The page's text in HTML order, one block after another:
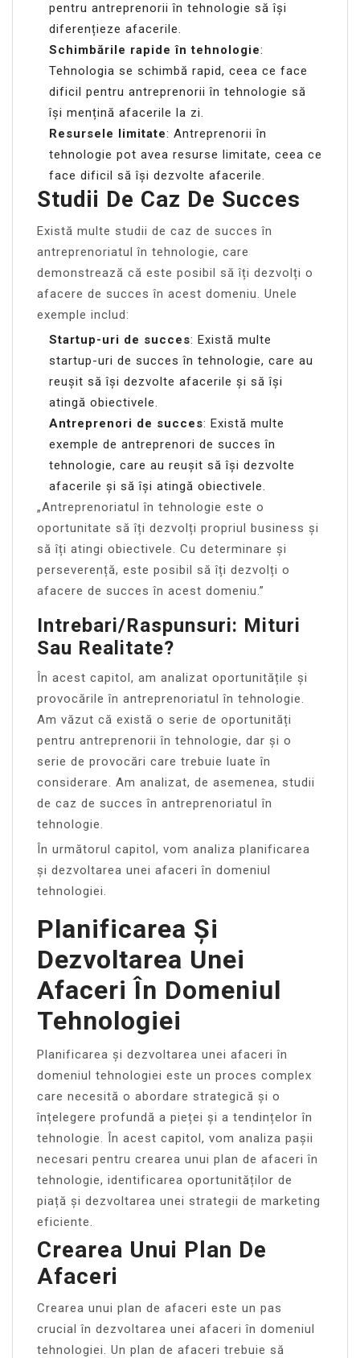
pentru antreprenorii în tehnologie să își
diferențieze afacerile.
Schimbările rapide în tehnologie:
Tehnologia se schimbă rapid, ceea ce face
dificil pentru antreprenorii în tehnologie să
își mențină afacerile la zi.
Resursele limitate: Antreprenorii în
tehnologie pot avea resurse limitate, ceea ce
face dificil să își dezvolte afacerile.
Studii De Caz De Succes
Există multe studii de caz de succes în
antreprenoriatul în tehnologie, care
demonstrează că este posibil să îți dezvolți o
afacere de succes în acest domeniu. Unele
exemple includ:
Startup-uri de succes: Există multe
startup-uri de succes în tehnologie, care au
reușit să își dezvolte afacerile și să își
atingă obiectivele.
Antreprenori de succes: Există multe
exemple de antreprenori de succes în
tehnologie, care au reușit să își dezvolte
afacerile și să își atingă obiectivele.
„Antreprenoriatul în tehnologie este o
oportunitate să îți dezvolți propriul business și
să îți atingi obiectivele. Cu determinare și
perseverență, este posibil să îți dezvolți o
afacere de succes în acest domeniu.”
Intrebari/Raspunsuri: Mituri
Sau Realitate?
În acest capitol, am analizat oportunitățile și
provocările în antreprenoriatul în tehnologie.
Am văzut că există o serie de oportunități
pentru antreprenorii în tehnologie, dar și o
serie de provocări care trebuie luate în
considerare. Am analizat, de asemenea, studii
de caz de succes în antreprenoriatul în
tehnologie.
În următorul capitol, vom analiza planificarea
și dezvoltarea unei afaceri în domeniul
tehnologiei.
Planificarea Și
Dezvoltarea Unei
Afaceri În Domeniul
Tehnologiei
Planificarea și dezvoltarea unei afaceri în
domeniul tehnologiei este un proces complex
care necesită o abordare strategică și o
înțelegere profundă a pieței și a tendințelor în
tehnologie. În acest capitol, vom analiza pașii
necesari pentru crearea unui plan de afaceri în
tehnologie, identificarea oportunităților de
piață și dezvoltarea unei strategii de marketing
eficiente.
Crearea Unui Plan De
Afaceri
Crearea unui plan de afaceri este un pas
crucial în dezvoltarea unei afaceri în domeniul
tehnologiei. Un plan de afaceri trebuie să